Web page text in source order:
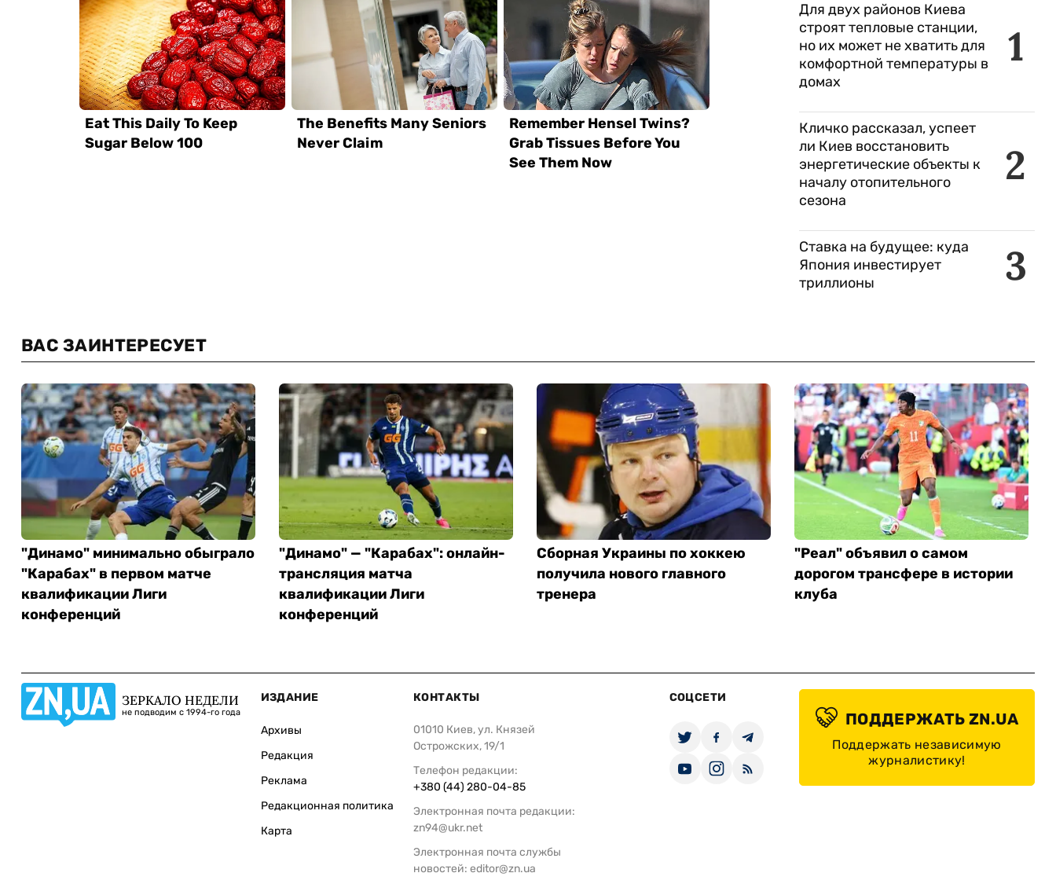
1
Для двух районов Киева
строят тепловые станции,
но их может не хватить для
комфортной температуры в
домах
2
Кличко рассказал, успеет
ли Киев восстановить
энергетические объекты к
началу отопительного
сезона
3
Ставка на будущее: куда
Япония инвестирует
триллионы
ВАС ЗАИНТЕРЕСУЕТ
"Динамо" минимально обыграло
"Карабах" в первом матче
квалификации Лиги
конференций
"Динамо" — "Карабах": онлайн-
трансляция матча
квалификации Лиги
конференций
Сборная Украины по хоккею
получила нового главного
тренера
"Реал" объявил о самом
дорогом трансфере в истории
клуба
ЗЕРКАЛО НЕДЕЛИ
не подводим с 1994-го года
ИЗДАНИЕ
Архивы
Редакция
Реклама
Редакционная политика
Карта
КОНТАКТЫ
01010 Киев, ул. Князей
Острожских, 19/1
Телефон редакции:
+380 (44) 280-04-85
Электронная почта редакции:
zn94@ukr.net
Электронная почта службы
новостей: editor@zn.ua
СОЦСЕТИ
ПОДДЕРЖАТЬ ZN.UA
Поддержать независимую
журналистику!